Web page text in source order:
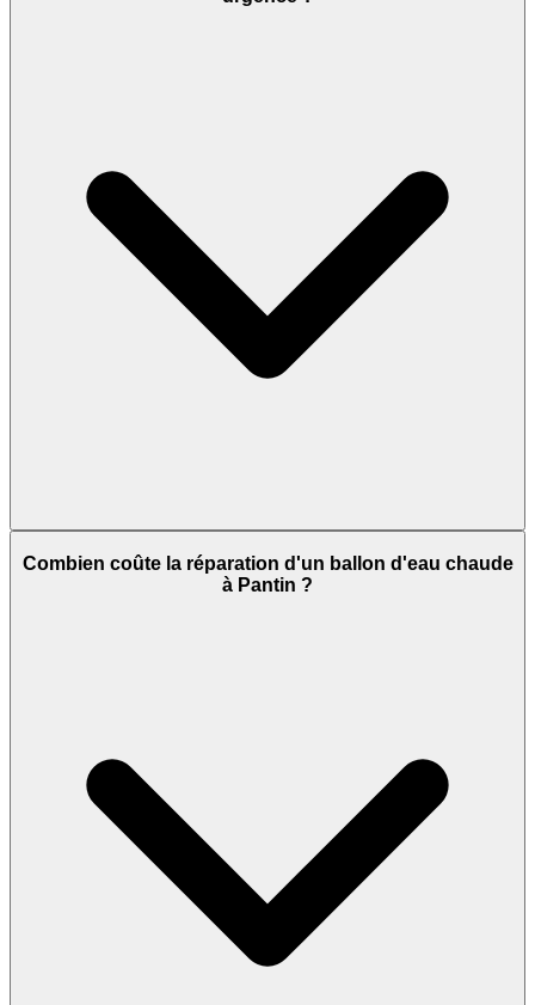
Combien coûte la réparation d'un ballon d'eau chaude
à Pantin ?